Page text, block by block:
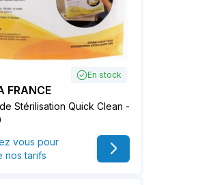
En stock
FRANCE
Stérilisation Quick Clean -
vous pour
nos tarifs